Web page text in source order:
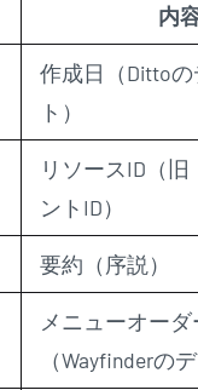
内
作成日（Ditto
ト）
リソースID（旧
ントID）
要約（序説）
メニューオーダ
（Wayfinderの